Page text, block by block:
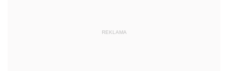
REKLAMA